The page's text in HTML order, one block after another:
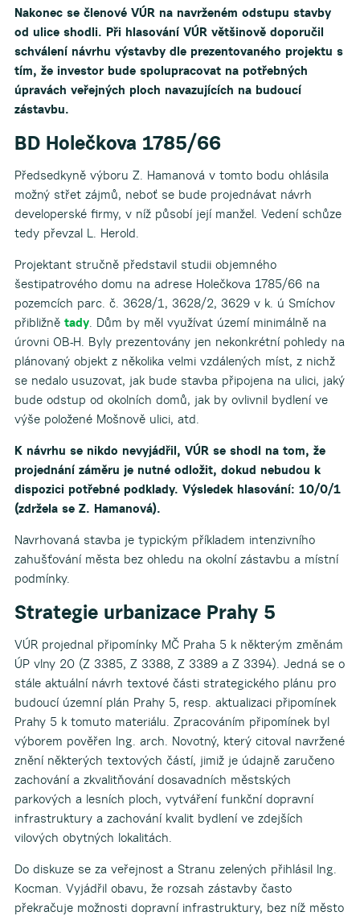
Nakonec se členové VÚR na navrženém odstupu stavby
od ulice shodli. Při hlasování VÚR většinově doporučil
schválení návrhu výstavby dle prezentovaného projektu s
tím, že investor bude spolupracovat na potřebných
úpravách veřejných ploch navazujících na budoucí
zástavbu.
BD Holečkova 1785/66
Předsedkyně výboru Z. Hamanová v tomto bodu ohlásila
možný střet zájmů, neboť se bude projednávat návrh
developerské firmy, v níž působí její manžel. Vedení schůze
tedy převzal L. Herold.
Projektant stručně představil studii objemného
šestipatrového domu na adrese Holečkova 1785/66 na
pozemcích parc. č. 3628/1, 3628/2, 3629 v k. ú Smíchov
přibližně tady. Dům by měl využívat území minimálně na
úrovni OB-H. Byly prezentovány jen nekonkrétní pohledy na
plánovaný objekt z několika velmi vzdálených míst, z nichž
se nedalo usuzovat, jak bude stavba připojena na ulici, jaký
bude odstup od okolních domů, jak by ovlivnil bydlení ve
výše položené Mošnově ulici, atd.
K návrhu se nikdo nevyjádřil, VÚR se shodl na tom, že
projednání záměru je nutné odložit, dokud nebudou k
dispozici potřebné podklady. Výsledek hlasování: 10/0/1
(zdržela se Z. Hamanová).
Navrhovaná stavba je typickým příkladem intenzivního
zahušťování města bez ohledu na okolní zástavbu a místní
podmínky.
Strategie urbanizace Prahy 5
VÚR projednal připomínky MČ Praha 5 k některým změnám
ÚP vlny 20 (Z 3385, Z 3388, Z 3389 a Z 3394). Jedná se o
stále aktuální návrh textové části strategického plánu pro
budoucí územní plán Prahy 5, resp. aktualizaci připomínek
Prahy 5 k tomuto materiálu. Zpracováním připomínek byl
výborem pověřen Ing. arch. Novotný, který citoval navržené
znění některých textových částí, jimiž je údajně zaručeno
zachování a zkvalitňování dosavadních městských
parkových a lesních ploch, vytváření funkční dopravní
infrastruktury a zachování kvalit bydlení ve zdejších
vilových obytných lokalitách.
Do diskuze se za veřejnost a Stranu zelených přihlásil Ing.
Kocman. Vyjádřil obavu, že rozsah zástavby často
překračuje možnosti dopravní infrastruktury, bez níž město